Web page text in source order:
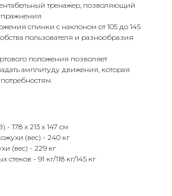
тренажер, позволяющий
спинки с наклоном от 105 до 145
пользователя и разнообразия
положения позволяет
амплитуду движения, которая
потребностям.
178 x 213 x 147 см
(вес) - 240 кг
(вес) - 229 кг
стеков - 91 кг/118 кг/145 кг